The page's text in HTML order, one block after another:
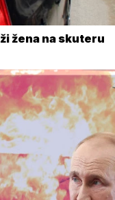
žena na skuteru